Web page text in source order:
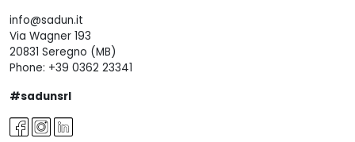
info@sadun.it
Via Wagner 193
20831 Seregno (MB)
Phone: +39 0362 23341
#sadunsrl